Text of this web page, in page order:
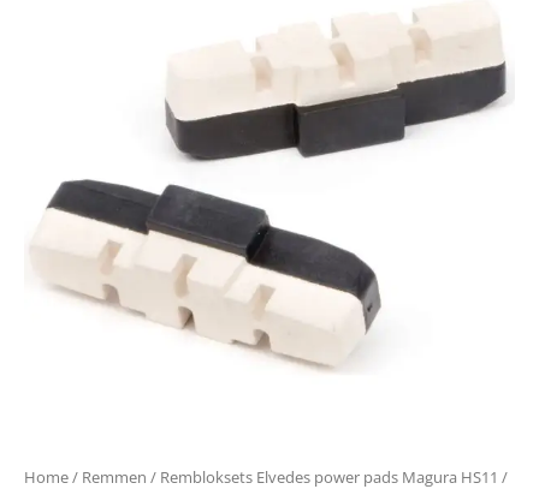
Home/ Remmen / Rembloksets Elvedes power pads Magura HS11 /